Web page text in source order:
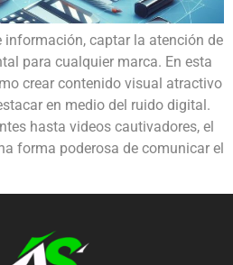
información, captar la atención de
para cualquier marca. En esta
crear contenido visual atractivo
en medio del ruido digital.
hasta videos cautivadores, el
forma poderosa de comunicar el